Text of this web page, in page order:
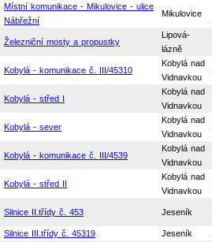
Místní komunikace - Mikulovice - ulice
Nábřežní
Mikulovice
Železniční mosty a propustky
Lipová-
lázně
Kobylá - komunikace č. III/45310
Kobylá nad
Vidnavkou
Kobylá - střed I
Kobylá nad
Vidnavkou
Kobylá - sever
Kobylá nad
Vidnavkou
Kobylá - komunikace č. III/4539
Kobylá nad
Vidnavkou
Kobylá - střed II
Kobylá nad
Vidnavkou
Silnice II.třídy č. 453 Jeseník
Silnice III.třídy č. 45319
Jeseník